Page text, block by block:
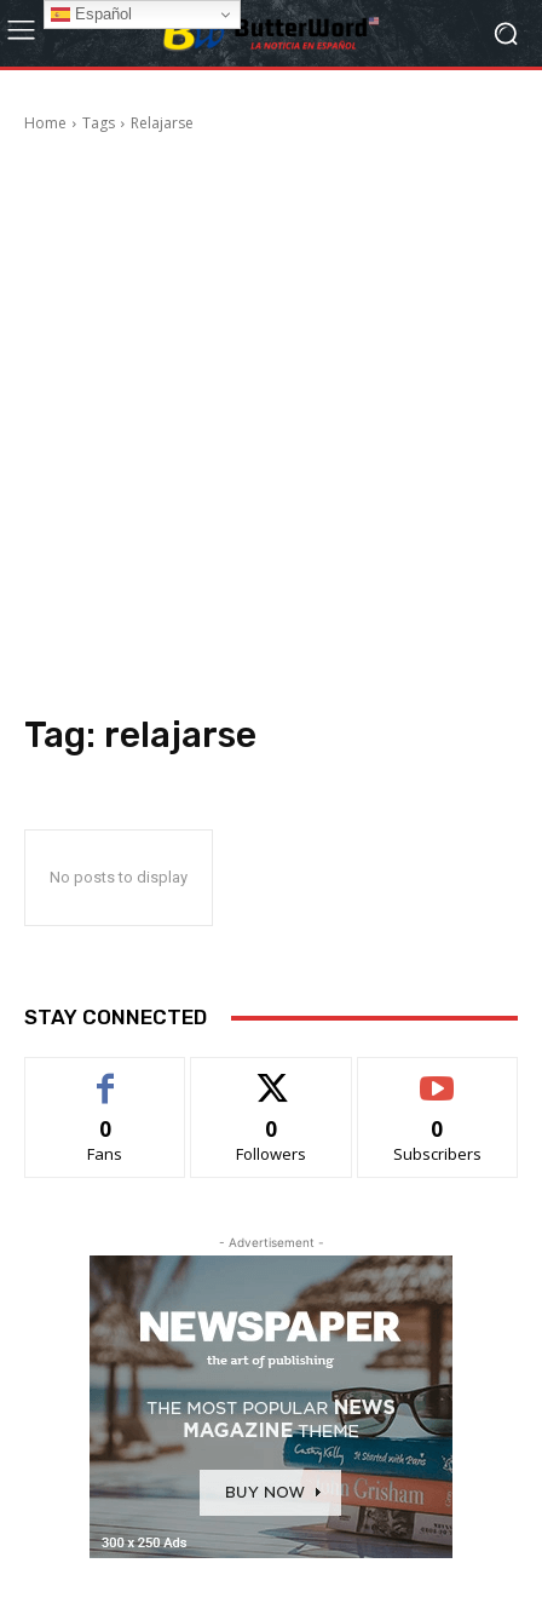
Home Tags Relajarse
Tag: relajarse
No posts to display
STAY CONNECTED
0
Fans
0
Followers
0
Subscribers
- Advertisement -
Español